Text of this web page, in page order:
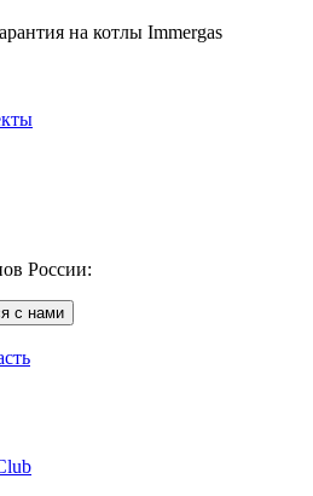
на котлы Immergas
России:
с нами